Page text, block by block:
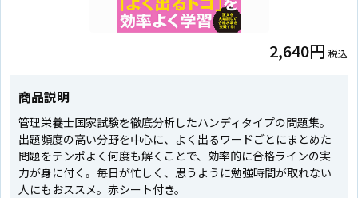
2,640円 税込
商品説明
管理栄養士国家試験を徹底分析したハンディタイプの問題集。
出題頻度の高い分野を中心に、よく出るワードごとにまとめた
問題をテンポよく何度も解くことで、効率的に合格ラインの実
力が身に付く。毎日が忙しく、思うように勉強時間が取れない
人にもおススメ。赤シート付き。